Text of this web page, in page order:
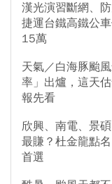
漢光演習斷網、
捷運台鐵高鐵公
15萬
天氣／白海豚颱
率」出爐，這天
報先看
欣興、南電、景
最賺？杜金龍點
首選